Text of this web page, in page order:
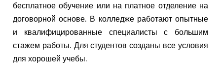
бесплатное обучение или на платное отделение на
договорной основе. В колледже работают опытные
и квалифицированные специалисты с большим
стажем работы. Для студентов созданы все условия
для хорошей учебы.